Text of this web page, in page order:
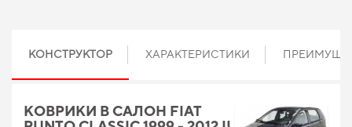
КОНСТРУКТОР ХАРАКТЕРИСТИКИ
КОВРИКИ В САЛОН FIAT